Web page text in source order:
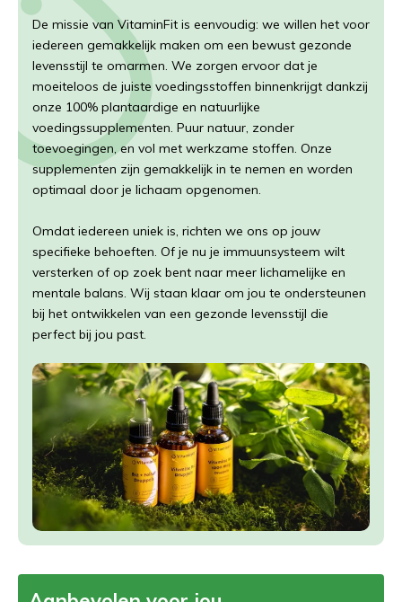
De missie van VitaminFit is eenvoudig: we willen het voor
iedereen gemakkelijk maken om een bewust gezonde
levensstijl te omarmen. We zorgen ervoor dat je
moeiteloos de juiste voedingsstoffen binnenkrijgt dankzij
onze 100% plantaardige en natuurlijke
voedingssupplementen. Puur natuur, zonder
toevoegingen, en vol met werkzame stoffen. Onze
supplementen zijn gemakkelijk in te nemen en worden
optimaal door je lichaam opgenomen.
Omdat iedereen uniek is, richten we ons op jouw
specifieke behoeften. Of je nu je immuunsysteem wilt
versterken of op zoek bent naar meer lichamelijke en
mentale balans. Wij staan klaar om jou te ondersteunen
bij het ontwikkelen van een gezonde levensstijl die
perfect bij jou past.